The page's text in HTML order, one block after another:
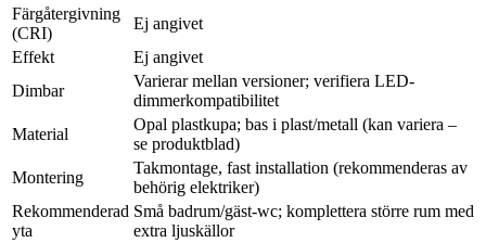
Färgåtergivning
(CRI)
Ej angivet
Effekt
Ej angivet
Dimbar
Varierar mellan versioner; verifiera LED-
dimmerkompatibilitet
Material
Opal plastkupa; bas i plast/metall (kan variera –
se produktblad)
Montering
Takmontage, fast installation (rekommenderas av
behörig elektriker)
Rekommenderad
yta
Små badrum/gäst-wc; komplettera större rum med
extra ljuskällor